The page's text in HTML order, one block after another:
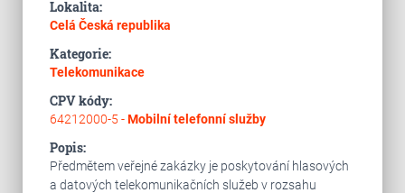
Lokalita:
Celá Česká republika
Kategorie:
Telekomunikace
CPV kódy:
64212000-5 -Mobilní telefonní služby
Popis:
Předmětem veřejné zakázky je poskytování hlasových
a datových telekomunikačních služeb v rozsahu